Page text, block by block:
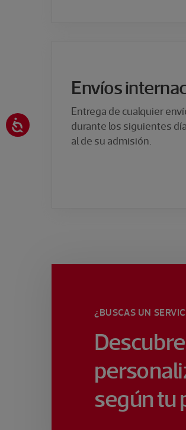
Envíos
Entrega de cualquier
durante los siguientes
al de su admisión.
¿BUSCAS UN
según tu